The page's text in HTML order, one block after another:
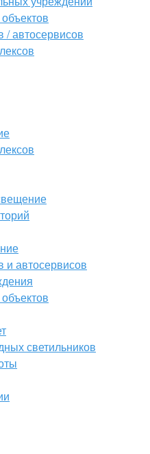
автосервисов
автосервисов
светильников